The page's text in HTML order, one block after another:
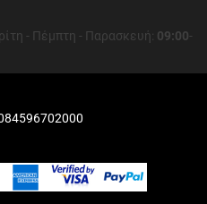
- Πέμπτη - Παρασκευή: 09:00-